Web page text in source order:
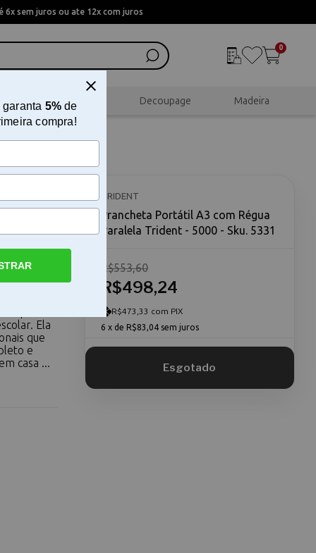
6x sem juros ou ate 12x com juros
0
Scrapbook Decoupage Madeira
-
Ela
que
e
casa ...
TRIDENT
Prancheta Portátil A3 com Régua
Paralela Trident - 5000 - Sku. 5331
R$498,24
R$553,60
R$473,33 com PIX
6 x de R$83,04 sem juros
garanta 5%de
compra!